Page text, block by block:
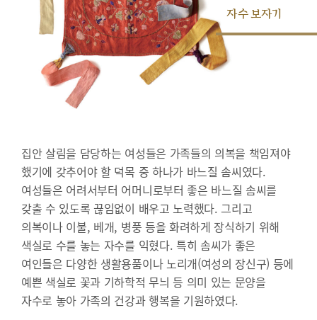
자수 보자기
집안 살림을 담당하는 여성들은 가족들의 의복을 책임져야
했기에 갖추어야 할 덕목 중 하나가 바느질 솜씨였다.
여성들은 어려서부터 어머니로부터 좋은 바느질 솜씨를
갖출 수 있도록 끊임없이 배우고 노력했다. 그리고
의복이나 이불, 베개, 병풍 등을 화려하게 장식하기 위해
색실로 수를 놓는 자수를 익혔다. 특히 솜씨가 좋은
여인들은 다양한 생활용품이나 노리개(여성의 장신구) 등에
예쁜 색실로 꽃과 기하학적 무늬 등 의미 있는 문양을
자수로 놓아 가족의 건강과 행복을 기원하였다.